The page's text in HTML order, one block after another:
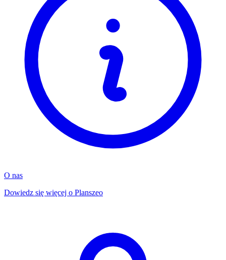
O nas
Dowiedz się więcej o Planszeo